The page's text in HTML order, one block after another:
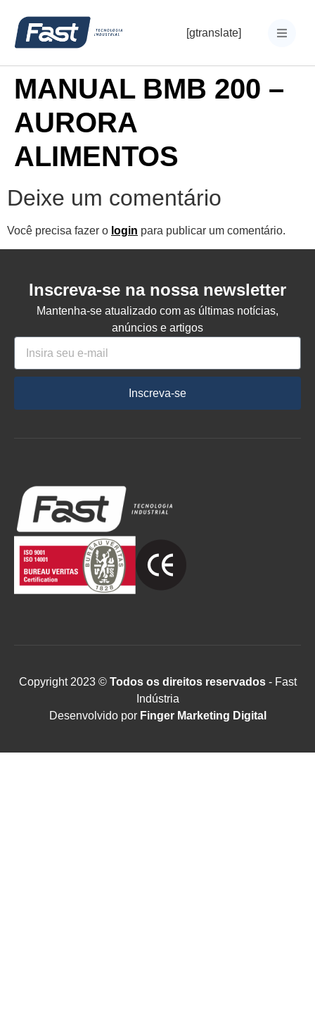
[gtranslate]
MANUAL BMB 200 –
AURORA
ALIMENTOS
Deixe um comentário
Você precisa fazer o login para publicar um comentário.
Inscreva-se na nossa newsletter
Mantenha-se atualizado com as últimas notícias,
anúncios e artigos
Inscreva-se
Copyright 2023 ©Todos os direitos reservados- Fast
Indústria
Desenvolvido por Finger Marketing Digital